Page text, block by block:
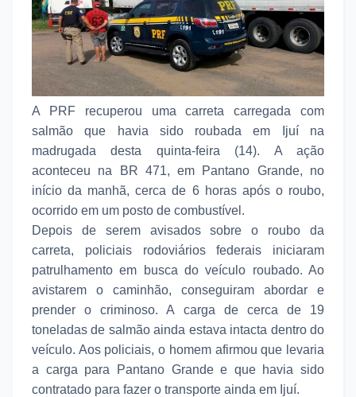
A PRF recuperou uma carreta carregada com
salmão que havia sido roubada em Ijuí na
madrugada desta quinta-feira (14). A ação
aconteceu na BR 471, em Pantano Grande, no
início da manhã, cerca de 6 horas após o roubo,
ocorrido em um posto de combustível.
Depois de serem avisados sobre o roubo da
carreta, policiais rodoviários federais iniciaram
patrulhamento em busca do veículo roubado. Ao
avistarem o caminhão, conseguiram abordar e
prender o criminoso. A carga de cerca de 19
toneladas de salmão ainda estava intacta dentro do
veículo. Aos policiais, o homem afirmou que levaria
a carga para Pantano Grande e que havia sido
contratado para fazer o transporte ainda em Ijuí.